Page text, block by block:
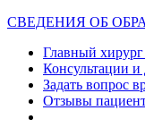
СВЕДЕНИЯ ОБ
Главный
Консультации и
Задать вопрос
Отзывы